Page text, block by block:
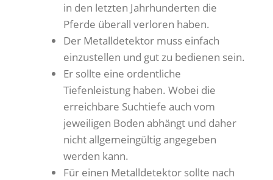
in den letzten Jahrhunderten die
Pferde überall verloren haben.
Der Metalldetektor muss einfach
einzustellen und gut zu bedienen sein.
Er sollte eine ordentliche
Tiefenleistung haben. Wobei die
erreichbare Suchtiefe auch vom
jeweiligen Boden abhängt und daher
nicht allgemeingültig angegeben
werden kann.
Für einen Metalldetektor sollte nach